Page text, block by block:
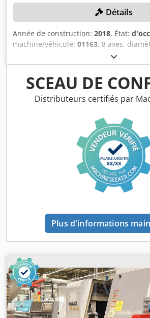
Détails
Année de construction: 2018, État:
machine/véhicule: 01163, 8 axes,
maximal : 42 mm, longueur de tournage
mm, avec commande FANUC Series
convoyeur, système d’évacuation des
filtration et de refroidissement,
BARLOAD Vito (côté gauche), année de
sans outils. Cedpozqy T Aofx Adtsrf
SCEAU DE
Distributeurs certifiés par
Plus d'informations